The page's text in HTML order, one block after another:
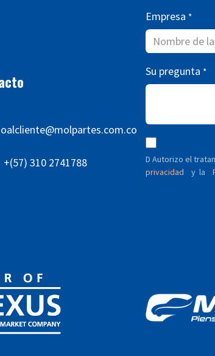
310 2741788
Empresa *
Su pregunta *
D Autorizo ​​el
privacidad
y la